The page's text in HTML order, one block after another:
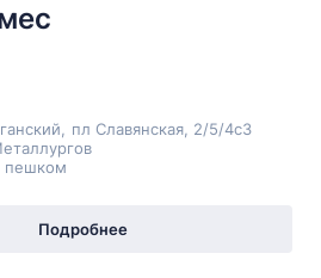
пл Славянская , 2/5/4с3
пешком
Подробнее